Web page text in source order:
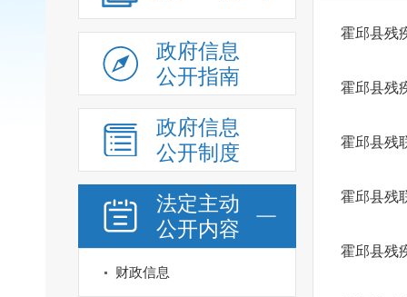
政府信息
公开指南
政府信息
公开制度
法定主动
公开内容
财政信息
霍邱县残
霍邱县残
霍邱县残
霍邱县残
霍邱县残